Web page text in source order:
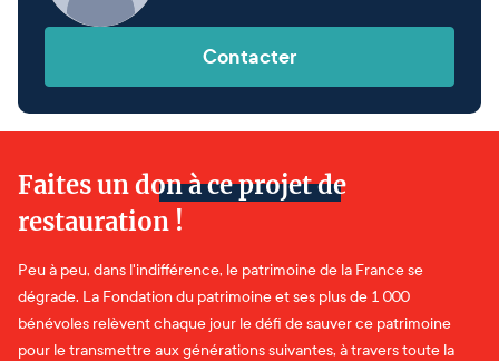
Contacter
Faites un don à ce projet de
restauration !
Peu à peu, dans l'indifférence, le patrimoine de la France se
dégrade. La Fondation du patrimoine et ses plus de 1 000
bénévoles relèvent chaque jour le défi de sauver ce patrimoine
pour le transmettre aux générations suivantes, à travers toute la